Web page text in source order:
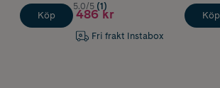
Köp
5.0/5 (1)
486 kr
Fri frakt Instabox
Köp